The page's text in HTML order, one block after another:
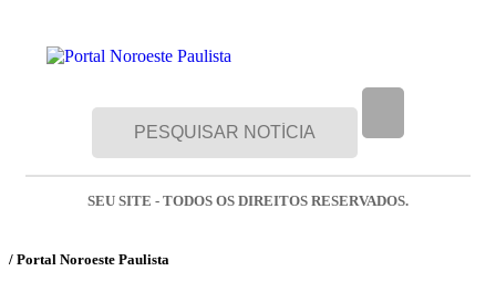
SEU SITE - TODOS OS DIREITOS RESERVADOS.
/ Portal Noroeste Paulista